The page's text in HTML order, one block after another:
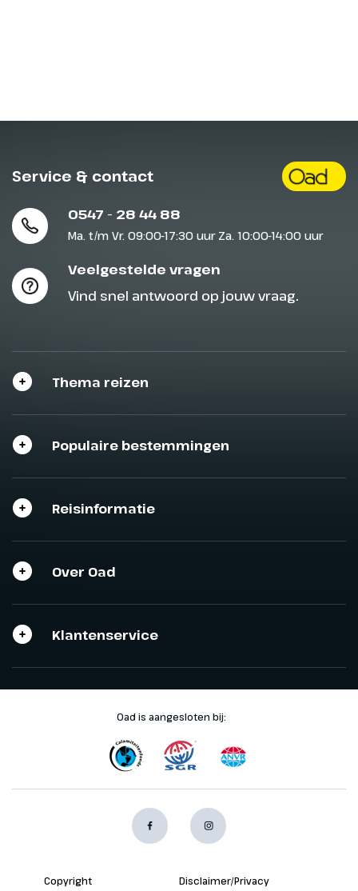
Service & contact
0547 - 28 44 88
Ma. t/m Vr. 09:00-17:30 uur Za. 10:00-14:00 uur
Veelgestelde vragen
Vind snel antwoord op jouw vraag.
Thema reizen
Populaire bestemmingen
Reisinformatie
Over Oad
Klantenservice
Oad is aangesloten bij:
Copyright Disclaimer/Privacy